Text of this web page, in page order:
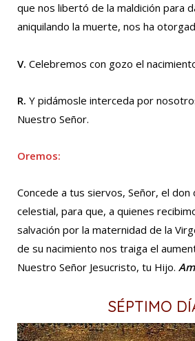
que nos libertó de la maldición para
aniquilando la muerte, nos ha
V. Celebremos con gozo el
R. Y pidámosle interceda por
Nuestro Señor.
Oremos:
Concede a tus siervos, Señor, el don
celestial, para que, a quienes
salvación por la maternidad de la
de su nacimiento nos traiga el
Nuestro Señor Jesucristo, tu Hijo.
SÉPTIMO